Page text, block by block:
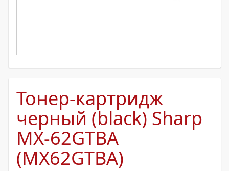
Тонер-картридж
черный (black) Sharp
MX-62GTBA
(MX62GTBA)